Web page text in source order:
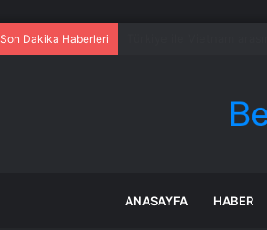
Son Dakika Haberleri
ANASAYFA HABER